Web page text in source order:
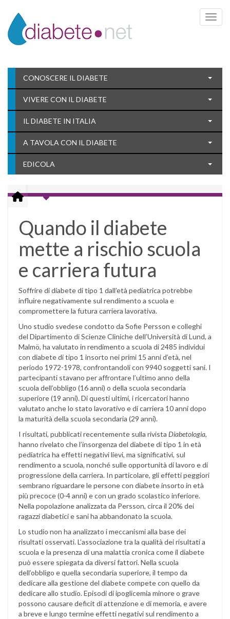
Toggle
CONOSCERE IL DIABETE
VIVERE CON IL DIABETE
IL DIABETE IN ITALIA
A TAVOLA CON IL DIABETE
EDICOLA
Quando il diabete
mette a rischio scuola
e carriera futura
Soffrire di diabete di tipo 1 dall’età pediatrica potrebbe
influire negativamente sul rendimento a scuola e
compromettere la futura carriera lavorativa.
Uno studio svedese condotto da Sofie Persson e colleghi
del Dipartimento di Scienze Cliniche dell’Università di Lund, a
Malmö, ha valutato in rendimento a scuola di 2485 individui
con diabete di tipo 1 insorto nei primi 15 anni d’età, nel
periodo 1972-1978, confrontandoli con 9940 soggetti sani. I
partecipanti stavano per affrontare l’ultimo anno della
scuola dell’obbligo (16 anni) o della scuola secondaria
superiore (19 anni). Di questi ultimi, i ricercatori hanno
valutato anche lo stato lavorativo e di carriera 10 anni dopo
la maturità della scuola secondaria (29 anni).
I risultati, pubblicati recentemente sulla rivista Diabetologia,
hanno rivelato che l’insorgenza del diabete di tipo 1 in età
pediatrica ha effetti negativi lievi, ma significativi, sul
rendimento a scuola, nonché sulle opportunità di lavoro e di
progressione della carriera. In particolare, gli effetti peggiori
sembrano riguardare le persone con diabete insorto in età
più precoce (0-4 anni) e con un grado scolastico inferiore.
Nella popolazione analizzata da Persson, circa il 20% dei
ragazzi diabetici e sani ha abbandonato la scuola.
Lo studio non ha analizzato i meccanismi alla base dei
risultati osservati. L’associazione tra la qualità dei risultati a
scuola e la presenza di una malattia cronica come il diabete
può essere spiegata da diversi fattori. Nella scuola
dell’obbligo e quella secondaria superiore, il tempo da
dedicare alla gestione del diabete compete con quello da
dedicare allo studio. Episodi di ipoglicemia minore o grave
possono causare deficit di attenzione e di memoria, e avere
a breve e lungo termine effetti negativi sul rendimento a